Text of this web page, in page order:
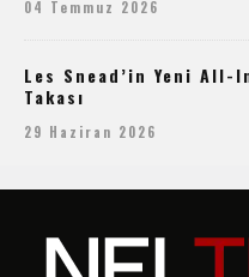
04 Temmuz 2026
Les Snead’in Yeni
Takası
29 Haziran 2026